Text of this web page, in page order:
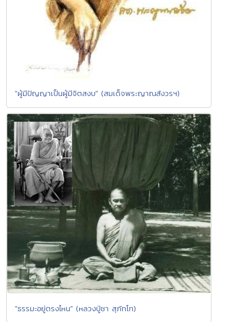
"ผู้มีปัญญาเป็นผู้มีจิตสงบ" (สมเด็จพระญาณสังวรฯ)
"ธรรมะอยู่ตรงไหน" (หลวงปู่ชา สุภัทโท)